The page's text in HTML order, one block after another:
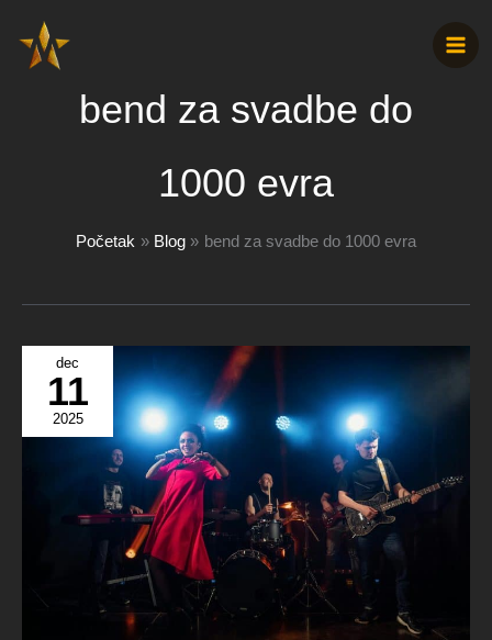
sadržaj
bend za svadbe do
1000 evra
Početak Blog bend za svadbe do 1000 evra
dec
11
2025